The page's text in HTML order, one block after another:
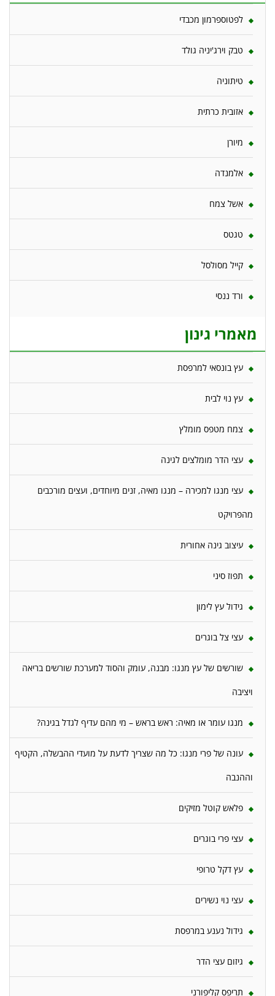
לפטוספרמון מכבדי
טבק וירג'יניה גולד
טיתוניה
אזובית כרתית
מיורן
אלמנדה
אשל צמח
טגטס
קייל מסולסל
ורד ננסי
מאמרי גינון
עץ בונסאי למרפסת
עץ נוי לבית
צמח מטפס מומלץ
עצי הדר מומלצים לגינה
עצי מנגו למכירה – מנגו מאיה, זנים מיוחדים, ועצים מורכבים
מהפרויקט
עיצוב גינה אחורית
תפוז סיני
גידול עץ לימון
עצי צל בוגרים
שורשים של עץ מנגו: מבנה, עומק והסוד למערכת שורשים בריאה
ויציבה
מנגו עומר או מאיה: ראש בראש – מי מהם עדיף לגדל בגינה?
עונה של פרי מנגו: כל מה שצריך לדעת על מועדי ההבשלה, הקטיף
וההנבה
פלאש קוטל מזיקים
עצי פרי בוגרים
עץ דקל טרופי
עצי נוי נשירים
גידול נענע במרפסת
גיזום עצי הדר
תריפס קליפורני